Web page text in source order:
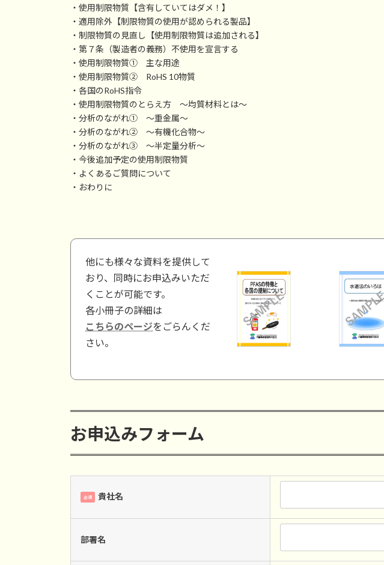
・使用制限物質【含有していてはダメ！】
・適用除外【制限物質の使用が認められる製品】
・制限物質の見直し【使用制限物質は追加される】
・第７条（製造者の義務）不使用を宣言する
・使用制限物質① 主な用途
・使用制限物質② RoHS 10物質
・各国のRoHS指令
・使用制限物質のとらえ方 ～均質材料とは～
・分析のながれ① ～重金属～
・分析のながれ② ～有機化合物～
・分析のながれ③ ～半定量分析～
・今後追加予定の使用制限物質
・よくあるご質問について
・おわりに
他にも様々な資料を提供して
おり、同時にお申込みいただ
くことが可能です。
各小冊子の詳細は
こちらのページをごらんくだ
さい。
お申込みフォーム
必須 貴社名
部署名